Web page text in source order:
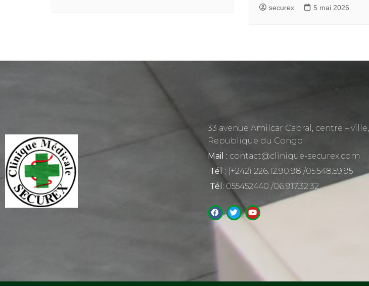
securex 5 mai 2026
33 avenue Amilcar Cabral, centre – ville,
Republique du Congo
Mail : contact@clinique-securex.com
Tél : (+242) 226.12.90.98 /05.548.59.95
Tél : 055452440 /06.917.32.32